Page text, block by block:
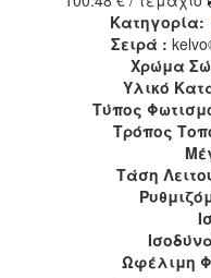
Κατηγορία:
Σειρά :
Χρώμα
Υλικό
Τύπος
Τρόπος
Τάση
Ωφέλιμη